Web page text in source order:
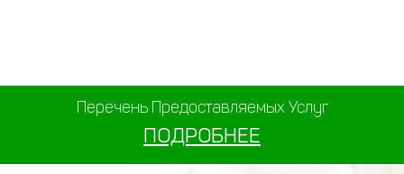
Перечень Предоставляемых Услуг
ПОДРОБНЕЕ